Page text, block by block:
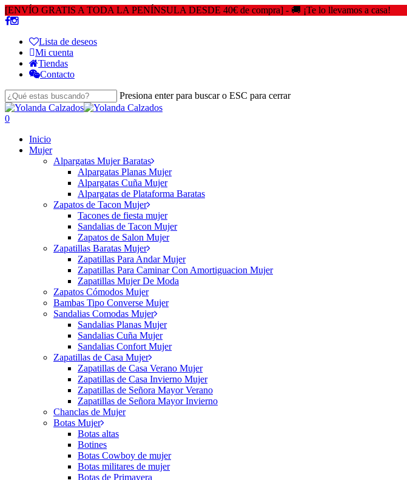
Skip
to
content
[ENVÍO GRATIS A TODA LA PENÍNSULA DESDE 40€ de compra] - 🚚 ¡Te lo llevamos a casa!
Lista de deseos
Mi cuenta
Tiendas
Contacto
Presiona enter para buscar o ESC para cerrar
Close
Search
search
0
Inicio
Mujer
Alpargatas Mujer Baratas
Alpargatas Planas Mujer
Alpargatas Cuña Mujer
Alpargatas de Plataforma Baratas
Zapatos de Tacon Mujer
Tacones de fiesta mujer
Sandalias de Tacon Mujer
Zapatos de Salon Mujer
Zapatillas Baratas Mujer
Zapatillas Para Andar Mujer
Zapatillas Para Caminar Con Amortiguacion Mujer
Zapatillas Mujer De Moda
Zapatos Cómodos Mujer
Bambas Tipo Converse Mujer
Sandalias Comodas Mujer
Sandalias Planas Mujer
Sandalias Cuña Mujer
Sandalias Confort Mujer
Zapatillas de Casa Mujer
Zapatillas de Casa Verano Mujer
Zapatillas de Casa Invierno Mujer
Zapatillas de Señora Mayor Verano
Zapatillas de Señora Mayor Invierno
Chanclas de Mujer
Botas Mujer
Botas altas
Botines
Botas Cowboy de mujer
Botas militares de mujer
Botas de Primavera